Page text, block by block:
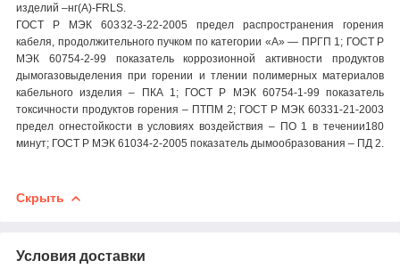
изделий –нг(А)-FRLS.
ГОСТ Р МЭК 60332-3-22-2005 предел распространения горения
кабеля, продолжительного пучком по категории «А» ― ПРГП 1; ГОСТ Р
МЭК 60754-2-99 показатель коррозионной активности продуктов
дымогазовыделения при горении и тлении полимерных материалов
кабельного изделия – ПКА 1; ГОСТ Р МЭК 60754-1-99 показатель
токсичности продуктов горения – ПТПМ 2; ГОСТ Р МЭК 60331-21-2003
предел огнестойкости в условиях воздействия – ПО 1 в течении180
минут; ГОСТ Р МЭК 61034-2-2005 показатель дымообразования – ПД 2.
Скрыть
Условия доставки